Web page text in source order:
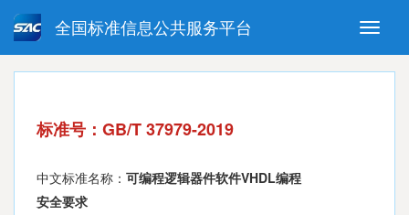
Toggle
全国标准信息公共服务平台
强制性国家标准 推荐性国家标准
指导性技术文件 (National standards in foreign
标准号：GB/T 37979-2019
中文标准名称： 可编程逻辑器件软件VHDL编程
安全要求